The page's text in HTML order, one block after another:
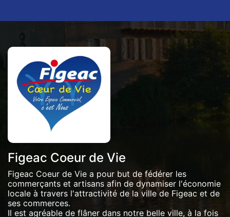
Figeac Coeur de Vie
Figeac Coeur de Vie a pour but de fédérer les
commerçants et artisans afin de dynamiser l'économie
locale à travers l'attractivité de la ville de Figeac et de
ses commerces.
Il est agréable de flâner dans notre belle ville, à la fois